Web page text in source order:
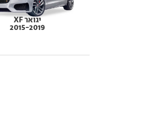
יגואר XF
2015-2019